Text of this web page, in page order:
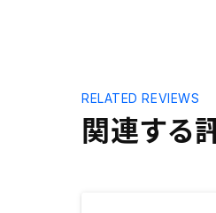
関連する
RELATED REVIEWS